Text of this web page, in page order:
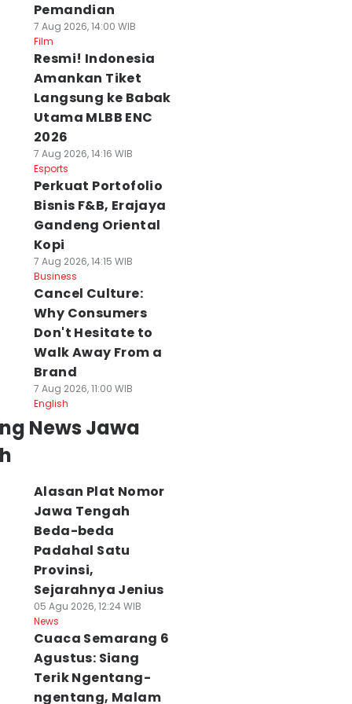
Pemandian
7 Aug 2026, 14:00 WIB
Film
Resmi! Indonesia
Amankan Tiket
Langsung ke Babak
Utama MLBB ENC
2026
7 Aug 2026, 14:16 WIB
Esports
Perkuat Portofolio
Bisnis F&B, Erajaya
Gandeng Oriental
Kopi
7 Aug 2026, 14:15 WIB
Business
Cancel Culture:
Why Consumers
Don't Hesitate to
Walk Away From a
Brand
7 Aug 2026, 11:00 WIB
English
News Jawa
Alasan Plat Nomor
Jawa Tengah
Beda-beda
Padahal Satu
Provinsi,
Sejarahnya Jenius
05 Agu 2026, 12:24 WIB
News
Cuaca Semarang 6
Agustus: Siang
Terik Ngentang-
ngentang, Malam